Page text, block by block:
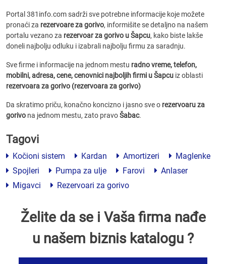
Portal 381info.com sadrži sve potrebne informacije koje možete
pronaći za rezervoare za gorivo, informišite se detaljno na našem
portalu vezano za rezervoar za gorivo u Šapcu, kako biste lakše
doneli najbolju odluku i izabrali najbolju firmu za saradnju.
Sve firme i informacije na jednom mestu radno vreme, telefon,
mobilni, adresa, cene, cenovnici najboljih firmi u Šapcu iz oblasti
rezervoara za gorivo (rezervoara za gorivo)
Da skratimo priču, konačno koncizno i jasno sve o rezervoaru za
gorivo na jednom mestu, zato pravoŠabac.
Tagovi
Kočioni sistem Kardan Amortizeri
Maglenke
Spojleri
Pumpa za ulje Farovi
Anlaser
Migavci
Rezervoari za gorivo
Želite da se i Vaša firma nađe
u našem biznis katalogu ?